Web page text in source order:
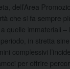
dell’Area
che si fa sempre
quelle immateriali
in stretta
complessivi
per offrire